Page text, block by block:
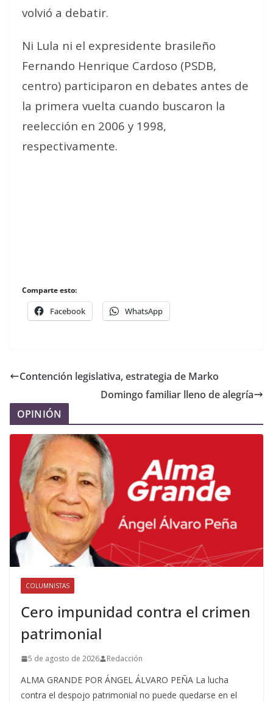
volvió a debatir.
Ni Lula ni el expresidente brasileño
Fernando Henrique Cardoso (PSDB,
centro) participaron en debates antes de
la primera vuelta cuando buscaron la
reelección en 2006 y 1998,
respectivamente.
Comparte esto:
Facebook WhatsApp
Contención legislativa, estrategia de Marko
Domingo familiar lleno de alegría
OPINIÓN
COLUMNISTAS
Cero impunidad contra el crimen
patrimonial
5 de agosto de 2026 Redacción
ALMA GRANDE POR ÁNGEL ÁLVARO PEÑA La lucha
contra el despojo patrimonial no puede quedarse en el